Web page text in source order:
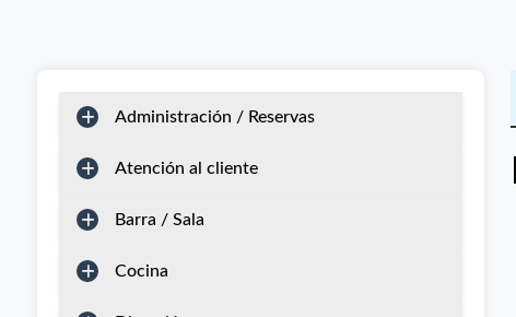
Administración / Reservas
Atención al cliente
Barra / Sala
Cocina